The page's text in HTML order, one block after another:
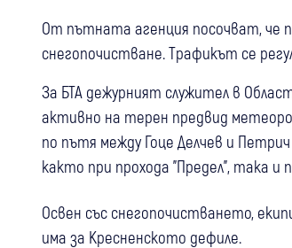
От пътната агенция посочват, че
снегопочистванe. Трафикът се
За БТА дежурният служител в
активно на терен предвид
по пътя между Гоце Делчев и
както при прохода "Предел", така и
Освен със снегопочистването,
има за Кресненското дефиле.